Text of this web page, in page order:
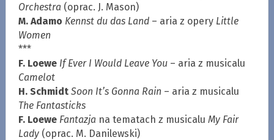
Orchestra(oprac. J. Mason)
M. Adamo Kennst du das Land– aria z opery Little
Women
***
F. Loewe If Ever I Would Leave You– aria z musicalu
Camelot
H. Schmidt Soon It’s Gonna Rain – aria z musicalu
The Fantasticks
F. Loewe Fantazjana tematach z musicalu My Fair
Lady(oprac. M. Danilewski)